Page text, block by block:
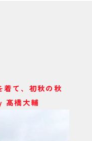
着て、初秋の秋
髙橋大輔